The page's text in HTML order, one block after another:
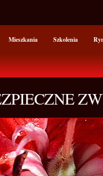
Mieszkania Szkolenia